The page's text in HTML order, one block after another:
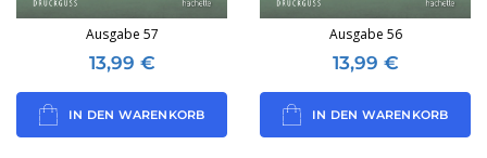
Ausgabe 57
13,99 €
IN DEN WARENKORB
Ausgabe 56
13,99 €
IN DEN WARENKORB